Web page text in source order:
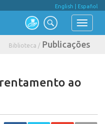
English Español
Biblioteca / Publicações
ao